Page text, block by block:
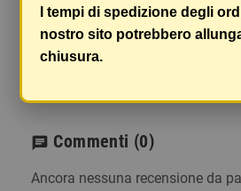
caso di oggetti fragili.
Le scatole hanno dimensioni
ampie e i vostri articoli son ben
chat Commenti (0)
Ancora nessuna recensione da
I tempi di spedizione degli
nostro sito potrebbero
chiusura.